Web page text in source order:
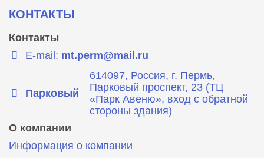
КОНТАКТЫ
Контакты
E-mail: mt.perm@mail.ru
Парковый
614097, Россия, г. Пермь,
Парковый проспект, 23 (ТЦ
«Парк Авеню», вход с обратной
стороны здания)
О компании
Информация о компании